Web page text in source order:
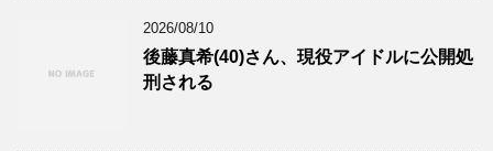
2026/08/10
後藤真希(40)さん、現役アイドルに公開処
刑される